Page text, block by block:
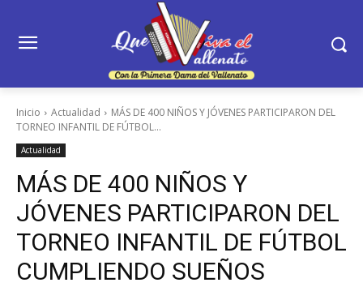
Inicio Actualidad
MÁS DE 400 NIÑOS Y JÓVENES PARTICIPARON DEL
TORNEO INFANTIL DE FÚTBOL...
Actualidad
MÁS DE 400 NIÑOS Y
JÓVENES PARTICIPARON DEL
TORNEO INFANTIL DE FÚTBOL
CUMPLIENDO SUEÑOS